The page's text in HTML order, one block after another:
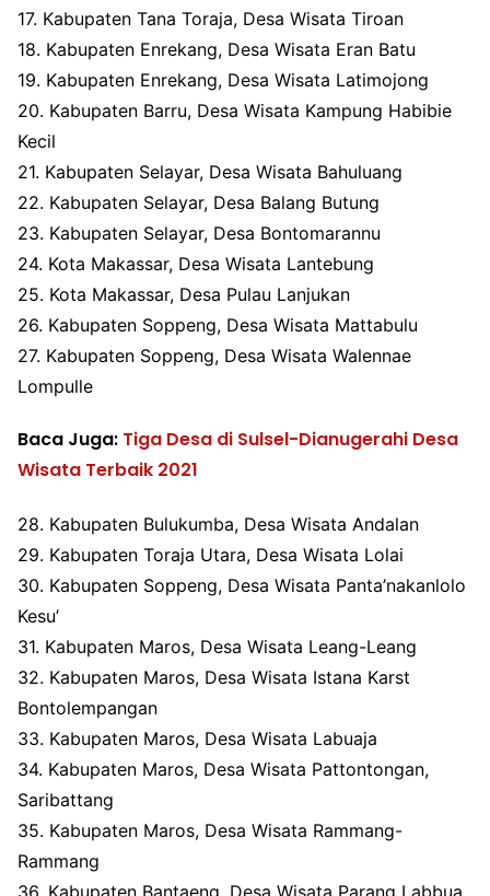
17. Kabupaten Tana Toraja, Desa Wisata Tiroan
18. Kabupaten Enrekang, Desa Wisata Eran Batu
19. Kabupaten Enrekang, Desa Wisata Latimojong
20. Kabupaten Barru, Desa Wisata Kampung Habibie
Kecil
21. Kabupaten Selayar, Desa Wisata Bahuluang
22. Kabupaten Selayar, Desa Balang Butung
23. Kabupaten Selayar, Desa Bontomarannu
24. Kota Makassar, Desa Wisata Lantebung
25. Kota Makassar, Desa Pulau Lanjukan
26. Kabupaten Soppeng, Desa Wisata Mattabulu
27. Kabupaten Soppeng, Desa Wisata Walennae
Lompulle
Baca Juga: Tiga Desa di Sulsel-Dianugerahi Desa
Wisata Terbaik 2021
28. Kabupaten Bulukumba, Desa Wisata Andalan
29. Kabupaten Toraja Utara, Desa Wisata Lolai
30. Kabupaten Soppeng, Desa Wisata Panta’nakanlolo
Kesu’
31. Kabupaten Maros, Desa Wisata Leang-Leang
32. Kabupaten Maros, Desa Wisata Istana Karst
Bontolempangan
33. Kabupaten Maros, Desa Wisata Labuaja
34. Kabupaten Maros, Desa Wisata Pattontongan,
Saribattang
35. Kabupaten Maros, Desa Wisata Rammang-
Rammang